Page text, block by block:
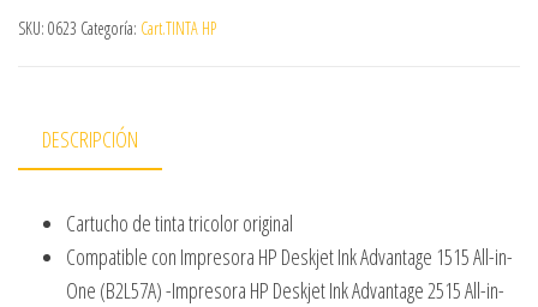
SKU: 0623 Categoría: Cart.TINTA HP
DESCRIPCIÓN
Cartucho de tinta tricolor original
Compatible con Impresora HP Deskjet Ink Advantage 1515 All-in-
One (B2L57A) -Impresora HP Deskjet Ink Advantage 2515 All-in-